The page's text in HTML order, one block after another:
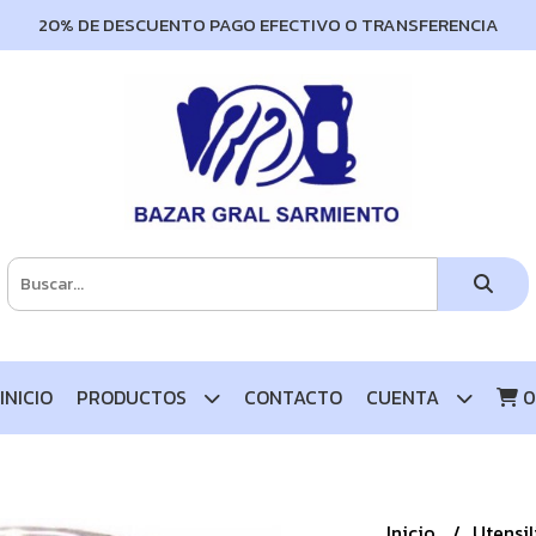
20% DE DESCUENTO PAGO EFECTIVO O TRANSFERENCIA
INICIO PRODUCTOS CONTACTO CUENTA 0